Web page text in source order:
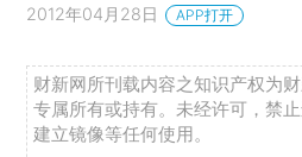
2012年04月28日 APP打开
财新网所刊载内容之知识产权为
专属所有或持有。未经许可，禁
建立镜像等任何使用。